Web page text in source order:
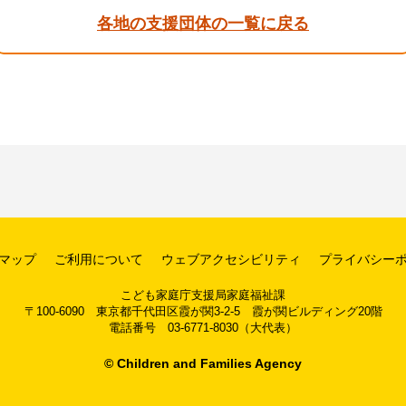
各地の支援団体の一覧に戻る
ップ ご利用について ウェブアクセシビリティ プライバシー
こども家庭庁支援局家庭福祉課
〒100-6090 東京都千代田区霞が関3-2-5 霞が関ビルディング20階
電話番号 03-6771-8030（大代表）
© Children and Families Agency